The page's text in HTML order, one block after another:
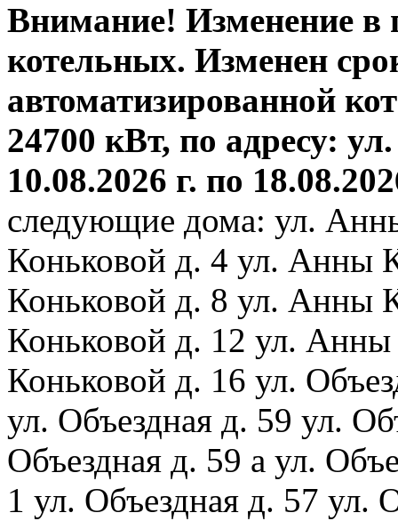
Внимание! Изменение в
котельных. Изменен
автоматизированной
24700 кВт, по адресу:
10.08.2026 г. по
следующие дома: ул.
Коньковой д. 4 ул. Анны
Коньковой д. 8 ул. Анны
Коньковой д. 12 ул.
Коньковой д. 16 ул.
ул. Объездная д. 59 ул.
Объездная д. 59 а ул.
1 ул. Объездная д. 57 ул.